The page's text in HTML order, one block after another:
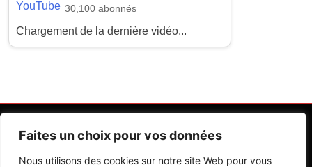
Faites un choix pour vos données
Nous utilisons des cookies sur notre site Web pour vous
30,100 abonnés
Chargement de la dernière vidéo...